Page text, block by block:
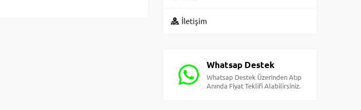
İletişim
Whatsap Destek
Whatsap Destek Üzerinden Atıp
Anında Fiyat Teklifi Alabilirsiniz.